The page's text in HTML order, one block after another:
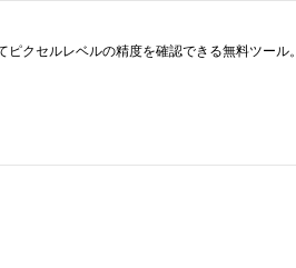
クセルレベルの精度を確認できる無料ツール。